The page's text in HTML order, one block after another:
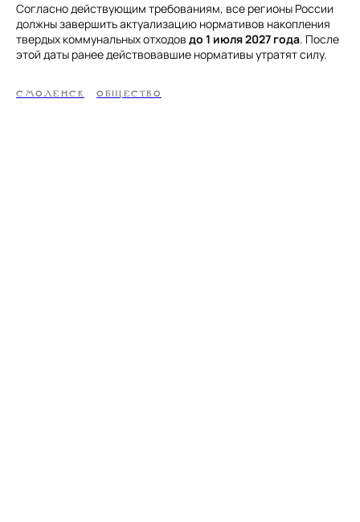
Согласно действующим требованиям, все регионы России
должны завершить актуализацию нормативов накопления
твердых коммунальных отходов до 1 июля 2027 года. После
этой даты ранее действовавшие нормативы утратят силу.
СМОЛЕНСК ОБЩЕСТВО